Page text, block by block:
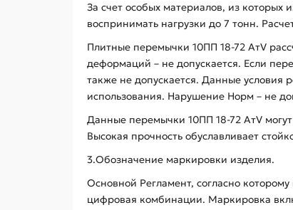
За счет особых материалов, из которых
воспринимать нагрузки до 7 тонн.
Плитные перемычки 10ПП 18-72 АтV
деформаций – не допускается. Если
также не допускается. Данные условия
использования. Нарушение Норм – не
Данные перемычки 10ПП 18-72 АтV
Высокая прочность обуславливает
3.Обозначение маркировки изделия.
Основной Регламент, согласно
цифровая комбинации. Маркировка